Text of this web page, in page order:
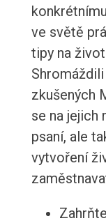
ve světě
tipy na
zkušených
se na jejich
psaní, ale
vytvoření